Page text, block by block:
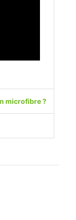
microfibre ?